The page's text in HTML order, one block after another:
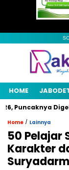
HOME
Puncaknya Digelar
Home / Lainnya
50 Pelajar
Karakter